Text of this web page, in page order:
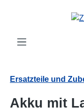
Zum Hauptinhalt
Ersatzteile und
Akku mit